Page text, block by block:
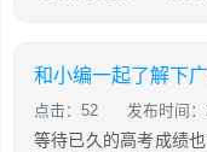
和小编一起了解下
点击：52 发布时间
等待已久的高考成绩